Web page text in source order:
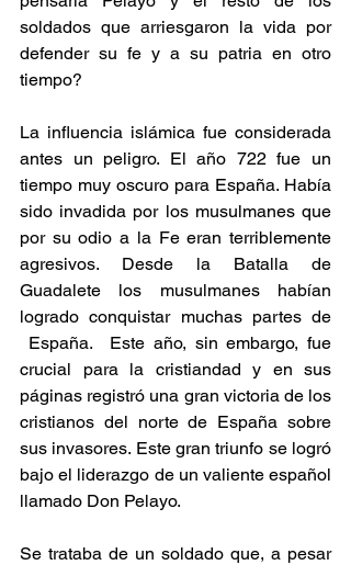
soldados que arriesgaron la vida por
defender su fe y a su patria en otro
tiempo?
La influencia islámica fue considerada
antes un peligro. El año 722 fue un
tiempo muy oscuro para España. Había
sido invadida por los musulmanes que
por su odio a la Fe eran terriblemente
agresivos. Desde la Batalla de
Guadalete los musulmanes habían
España.
Este año, sin embargo, fue
crucial para la cristiandad y en sus
páginas registró una gran victoria de los
cristianos del norte de España sobre
sus invasores. Este gran triunfo se logró
bajo el liderazgo de un valiente español
llamado Don Pelayo.
Se trataba de un soldado que, a pesar